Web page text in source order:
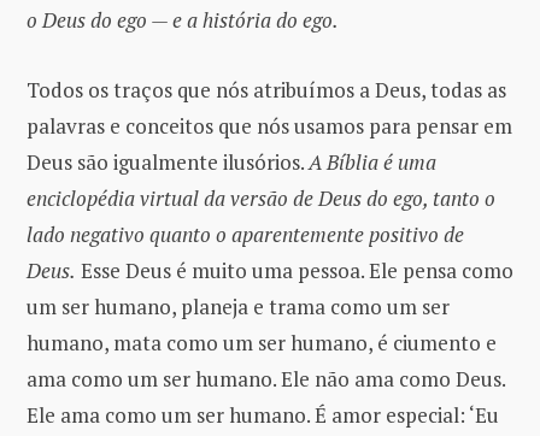
o Deus do ego — e a história do ego.
Todos os traços que nós atribuímos a Deus, todas as
palavras e conceitos que nós usamos para pensar em
Deus são igualmente ilusórios.A Bíblia é uma
enciclopédia virtual da versão de Deus do ego, tanto o
lado negativo quanto o aparentemente positivo de
Deus. Esse Deus é muito uma pessoa. Ele pensa como
um ser humano, planeja e trama como um ser
humano, mata como um ser humano, é ciumento e
ama como um ser humano. Ele não ama como Deus.
Ele ama como um ser humano. É amor especial: ‘Eu